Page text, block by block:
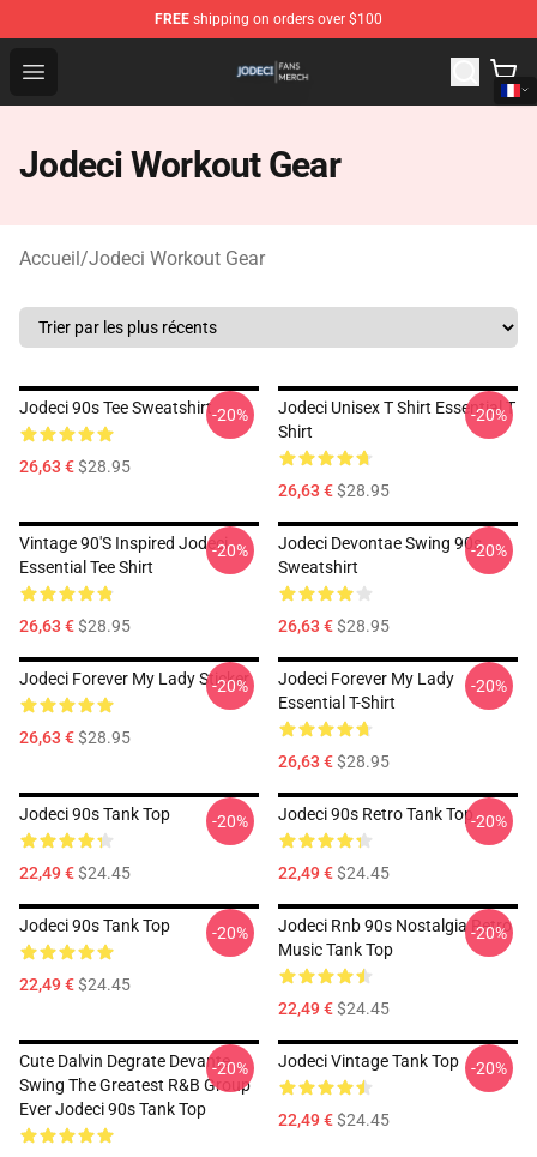
FREE shipping on orders over $100
Open menu
Jodeci Shop - Official Jodeci Merchandise Store
Jodeci Workout Gear
Accueil/Jodeci Workout Gear
Jodeci 90s Tee Sweatshirt
26,63 €$28.95
-20%
Jodeci Unisex T Shirt Essential T
Shirt
26,63 €$28.95
-20%
Vintage 90's Inspired Jodeci
Essential Tee Shirt
26,63 €$28.95
-20%
Jodeci Devontae Swing 90s
Sweatshirt
26,63 €$28.95
-20%
Jodeci Forever My Lady Sticker
26,63 €$28.95
-20%
Jodeci Forever My Lady
Essential T-Shirt
26,63 €$28.95
-20%
Jodeci 90s Tank Top
22,49 €$24.45
-20% Jodeci 90s Retro Tank Top
22,49 €$24.45
-20%
Jodeci 90s Tank Top
22,49 €$24.45
-20%
Jodeci Rnb 90s Nostalgia Retro
Music Tank Top
22,49 €$24.45
-20%
Cute Dalvin Degrate Devante
Swing The Greatest R&B Group
Ever Jodeci 90s Tank Top
-20% Jodeci Vintage Tank Top
22,49 €$24.45
-20%